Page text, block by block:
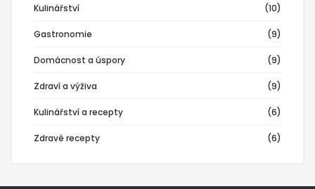
Kulinářství (10)
Gastronomie (9)
Domácnost a úspory (9)
Zdraví a výživa (9)
Kulinářství a recepty (6)
Zdravé recepty (6)